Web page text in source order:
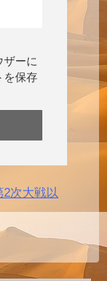
ザーに
を保存
2次大戦以